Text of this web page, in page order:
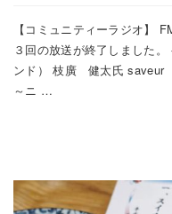
【コミュニティーラジオ】
３回の放送が終了しました
ンド） 枝廣 健太氏 saveur
～ニ …